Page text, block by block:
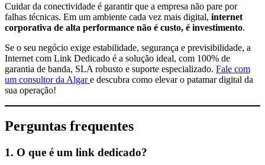
Cuidar da conectividade é garantir que a empresa não pare por
falhas técnicas. Em um ambiente cada vez mais digital, internet
corporativa de alta performance não é custo, é investimento.
Se o seu negócio exige estabilidade, segurança e previsibilidade, a
Internet com Link Dedicado é a solução ideal, com 100% de
garantia de banda, SLA robusto e suporte especializado. Fale com
um consultor da Algare descubra como elevar o patamar digital da
sua operação!
Perguntas frequentes
1. O que é um link dedicado?